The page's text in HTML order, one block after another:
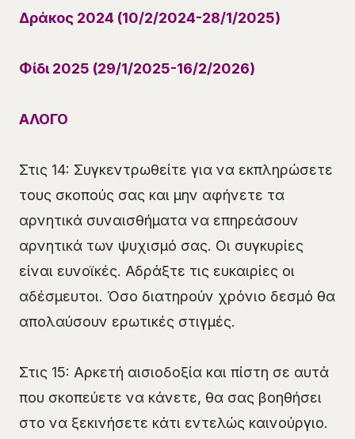
Δράκος 2024 (10/2/2024-28/1/2025)
Φίδι 2025 (29/1/2025-16/2/2026)
ΑΛΟΓΟ
Στις 14: Συγκεντρωθείτε για να εκπληρώσετε
τους σκοπούς σας και μην αφήνετε τα
αρνητικά συναισθήματα να επηρεάσουν
αρνητικά των ψυχισμό σας. Οι συγκυρίες
είναι ευνοϊκές. Αδράξτε τις ευκαιρίες οι
αδέσμευτοι. Όσο διατηρούν χρόνιο δεσμό θα
απολαύσουν ερωτικές στιγμές.
Στις 15: Αρκετή αισιοδοξία και πίστη σε αυτά
που σκοπεύετε να κάνετε, θα σας βοηθήσει
στο να ξεκινήσετε κάτι εντελώς καινούργιο.